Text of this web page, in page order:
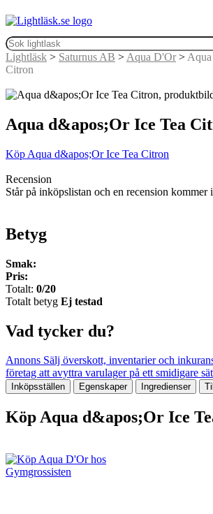
Lightläsk > Saturnus AB > Aqua D'Or >
Citron
Aqua d&apos;Or Ice Tea
Köp Aqua d&apos;Or Ice Tea Citron
Recension
Står på inköpslistan och en recension kommer
Betyg
Smak:
Pris:
Totalt: 0/20
Totalt betyg Ej testad
Vad tycker du?
Annons Sälj överskott, inventarier och
företag att avyttra varulager på ett smidigare
Inköpsställen Egenskaper Ingredienser
Köp Aqua d&apos;Or Ice